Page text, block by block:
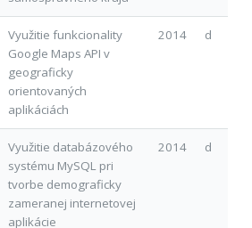
Využitie funkcionality
Google Maps API v
geograficky
orientovaných
aplikáciách
2014 d
Využitie databázového
systému MySQL pri
tvorbe demograficky
zameranej internetovej
aplikácie
2014 d